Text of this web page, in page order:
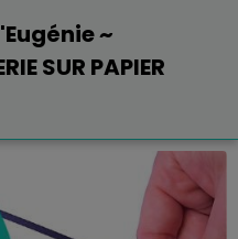
~
SUR PAPIER